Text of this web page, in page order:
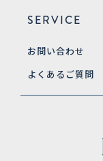
SERVICE
お問い合わせ
よくあるご質問